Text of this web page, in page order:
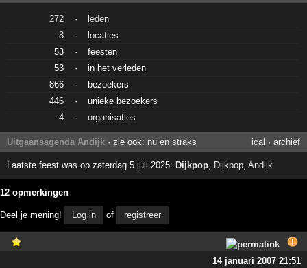
272 ·
leden
8
·
locaties
53
·
feesten
53
·
in het verleden
866
·
bezoekers
446
·
unieke bezoekers
4
· organisaties
Uitgaansagenda Andijk · zie ook: nu en straks ical · archief
Laatste feest was op zaterdag 5 juli 2025: Dijkpop, Dijkpop,Andijk
12 opmerkingen
Deel je mening! Log in of registreer
14 januari 2007 21:51